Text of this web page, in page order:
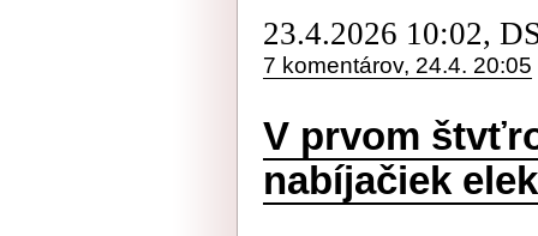
23.4.2026 10:02,
7 komentárov, 24.4. 20:05
V prvom
nabíjačiek